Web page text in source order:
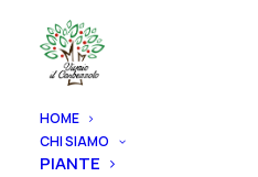
HOME
CHI SIAMO
PIANTE